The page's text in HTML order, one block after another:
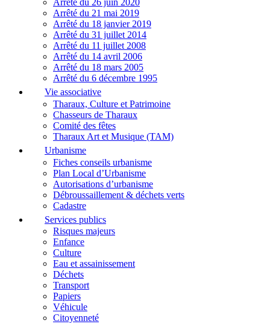
Arrêté du 26 juin 2020
Arrêté du 21 mai 2019
Arrêté du 18 janvier 2019
Arrêté du 31 juillet 2014
Arrêté du 11 juillet 2008
Arrêté du 14 avril 2006
Arrêté du 18 mars 2005
Arrêté du 6 décembre 1995
Vie associative
Tharaux, Culture et Patrimoine
Chasseurs de Tharaux
Comité des fêtes
Tharaux Art et Musique (TAM)
Urbanisme
Fiches conseils urbanisme
Plan Local d’Urbanisme
Autorisations d’urbanisme
Débroussaillement & déchets verts
Cadastre
Services publics
Risques majeurs
Enfance
Culture
Eau et assainissement
Déchets
Transport
Papiers
Véhicule
Citoyenneté